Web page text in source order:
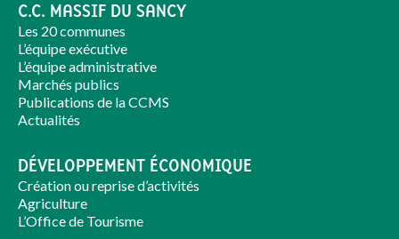
C.C. MASSIF DU SANCY
Les 20 communes
L’équipe exécutive
L’équipe administrative
Marchés publics
Publications de la CCMS
Actualités
DÉVELOPPEMENT ÉCONOMIQUE
Création ou reprise d’activités
Agriculture
L’Office de Tourisme